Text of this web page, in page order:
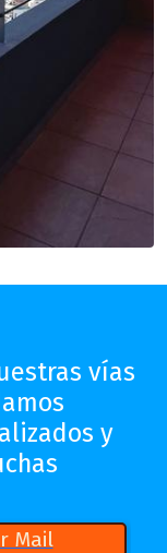
vías
y
Mail